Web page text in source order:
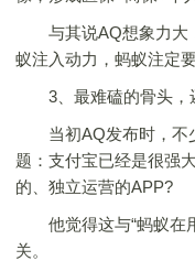
与其说AQ想象力大
蚁注入动力，蚂蚁注定
3、最难磕的骨头，
当初AQ发布时，不
题：支付宝已经是很强
的、独立运营的APP?
他觉得这与“蚂蚁在
关。